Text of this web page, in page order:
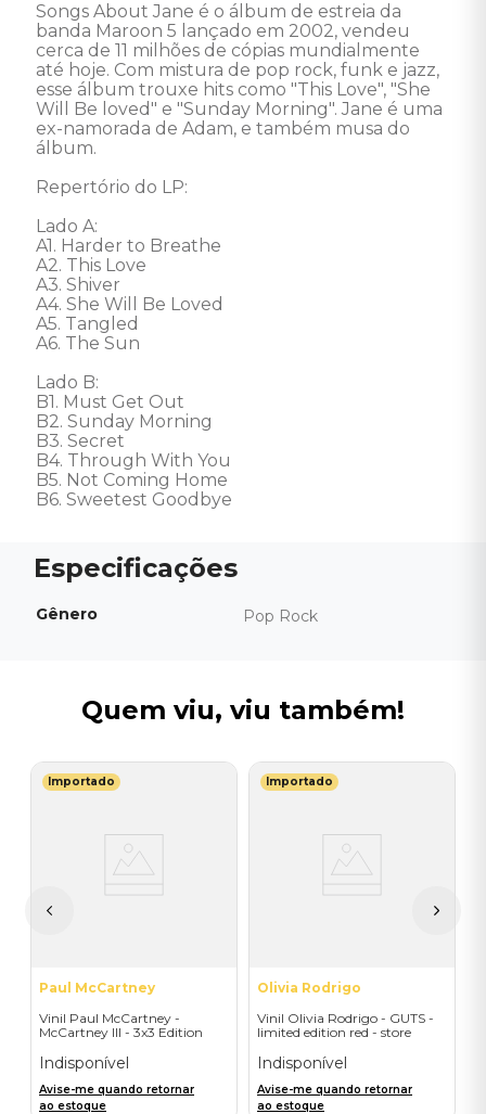
Songs About Jane é o álbum de estreia da
banda Maroon 5 lançado em 2002, vendeu
cerca de 11 milhões de cópias mundialmente
até hoje. Com mistura de pop rock, funk e jazz,
esse álbum trouxe hits como "This Love", "She
Will Be loved" e "Sunday Morning". Jane é uma
ex-namorada de Adam, e também musa do
álbum.
Repertório do LP:
Lado A:
A1. Harder to Breathe
A2. This Love
A3. Shiver
A4. She Will Be Loved
A5. Tangled
A6. The Sun
Lado B:
B1. Must Get Out
B2. Sunday Morning
B3. Secret
B4. Through With You
B5. Not Coming Home
B6. Sweetest Goodbye
Gênero Pop Rock
Quem viu, viu também!
Importado
Paul McCartney
Vinil Paul McCartney -
McCartney III - 3x3 Edition
Indisponível
Avise-me quando retornar
ao estoque
Importado
Olivia Rodrigo
Vinil Olivia Rodrigo - GUTS -
limited edition red - store
Indisponível
Avise-me quando retornar
ao estoque